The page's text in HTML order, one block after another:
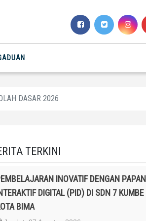
DASAR 2026
TERKINI
INOVATIF DENGAN PAPAN
DIGITAL (PID) DI SDN 7 KUMBE
BIMA